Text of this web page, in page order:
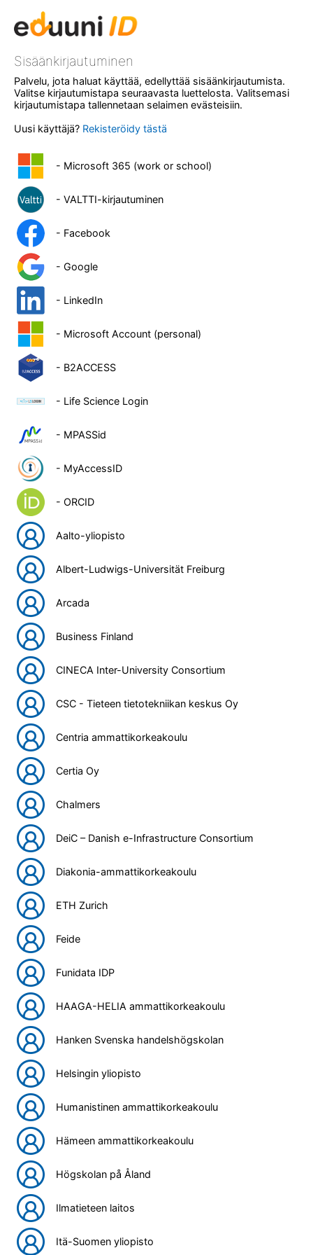
Sisäänkirjautuminen
Palvelu, jota haluat käyttää, edellyttää sisäänkirjautumista.
Valitse kirjautumistapa seuraavasta luettelosta. Valitsemasi
kirjautumistapa tallennetaan selaimen evästeisiin.
Uusi käyttäjä? Rekisteröidy tästä
- Microsoft 365 (work or school)
- VALTTI-kirjautuminen
- Facebook
- Google
- LinkedIn
- Microsoft Account (personal)
- B2ACCESS
- Life Science Login
- MPASSid
- MyAccessID
- ORCID
Aalto-yliopisto
Albert-Ludwigs-Universität Freiburg
Arcada
Business Finland
CINECA Inter-University Consortium
CSC - Tieteen tietotekniikan keskus Oy
Centria ammattikorkeakoulu
Certia Oy
Chalmers
DeiC – Danish e-Infrastructure Consortium
Diakonia-ammattikorkeakoulu
ETH Zurich
Feide
Funidata IDP
HAAGA-HELIA ammattikorkeakoulu
Hanken Svenska handelshögskolan
Helsingin yliopisto
Humanistinen ammattikorkeakoulu
Hämeen ammattikorkeakoulu
Högskolan på Åland
Ilmatieteen laitos
Itä-Suomen yliopisto